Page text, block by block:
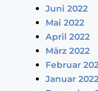
Juni 2022
Mai 2022
April 2022
März 2022
Februar
Januar